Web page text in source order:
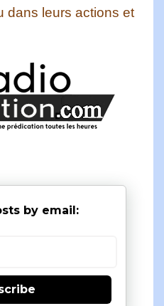
dans leurs actions et
by email: